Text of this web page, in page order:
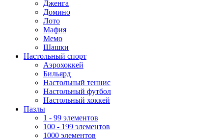
Дженга
Домино
Лото
Мафия
Мемо
Шашки
Настольный спорт
Аэрохоккей
Бильярд
Настольный теннис
Настольный футбол
Настольный хоккей
Пазлы
1 - 99 элементов
100 - 199 элементов
1000 элементов